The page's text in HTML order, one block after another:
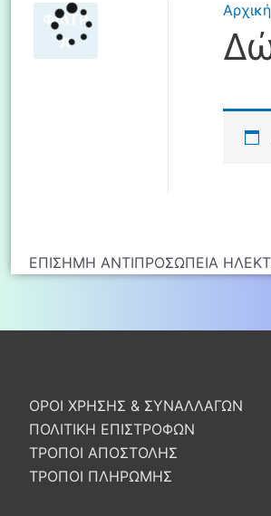
ΦΙΛΤΡ
Α
ΕΠΙΣΗΜΗ ΑΝΤΙΠΡΟΣΩΠΕΙΑ
ΟΡΟΙ ΧΡΗΣΗΣ & ΣΥΝΑΛΛΑΓΩΝ
ΠΟΛΙΤΙΚΗ ΕΠΙΣΤΡΟΦΩΝ
ΤΡΟΠΟΙ ΑΠΟΣΤΟΛΗΣ
ΤΡΟΠΟΙ ΠΛΗΡΩΜΗΣ